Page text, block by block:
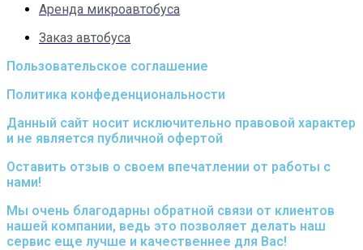
Аренда микроавтобуса
Заказ автобуса
Пользовательское соглашение
Политика конфеденциональности
Данный сайт носит исключительно правовой характер
и не является публичной офертой
Оставить отзыв о своем впечатлении от работы с
нами!
Мы очень благодарны обратной связи от клиентов
нашей компании, ведь это позволяет делать наш
сервис еще лучше и качественнее для Вас!